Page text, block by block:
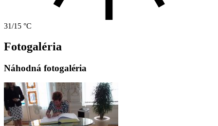
31/15 °C
Fotogaléria
Náhodná fotogaléria